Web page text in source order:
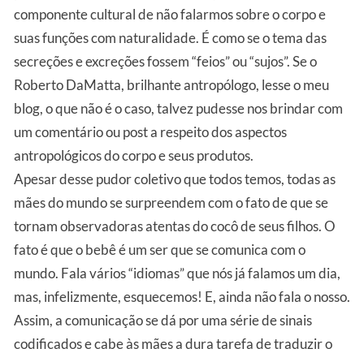
componente cultural de não falarmos sobre o corpo e
suas funções com naturalidade. É como se o tema das
secreções e excreções fossem “feios” ou “sujos”. Se o
Roberto DaMatta, brilhante antropólogo, lesse o meu
blog, o que não é o caso, talvez pudesse nos brindar com
um comentário ou post a respeito dos aspectos
antropológicos do corpo e seus produtos.
Apesar desse pudor coletivo que todos temos, todas as
mães do mundo se surpreendem com o fato de que se
tornam observadoras atentas do cocô de seus filhos. O
fato é que o bebê é um ser que se comunica com o
mundo. Fala vários “idiomas” que nós já falamos um dia,
mas, infelizmente, esquecemos! E, ainda não fala o nosso.
Assim, a comunicação se dá por uma série de sinais
codificados e cabe às mães a dura tarefa de traduzir o